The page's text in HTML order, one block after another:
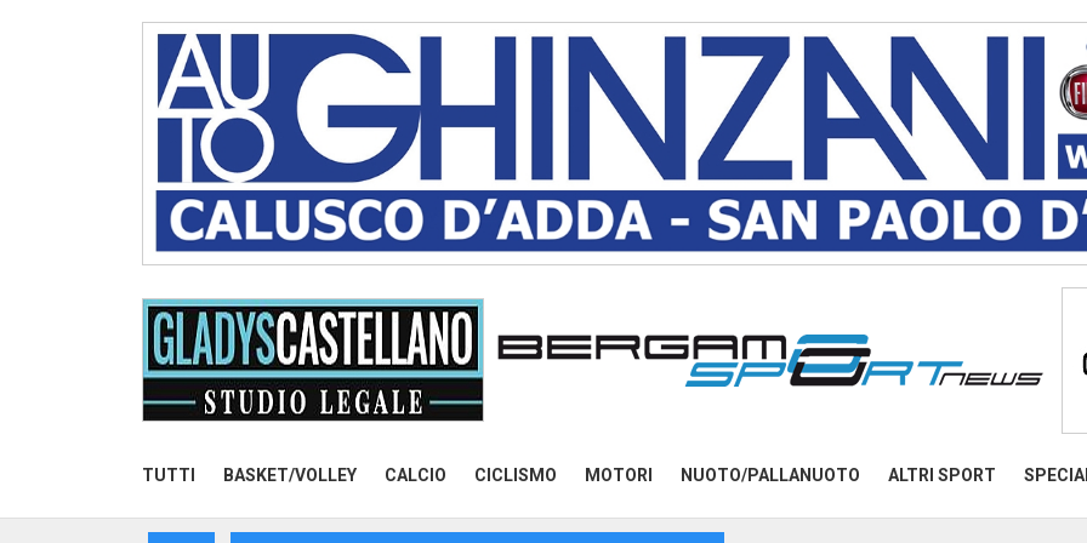
TUTTI BASKET/VOLLEY CALCIO CICLISMO MOTORI NUOTO/PALLANUOTO ALTRI SPORT